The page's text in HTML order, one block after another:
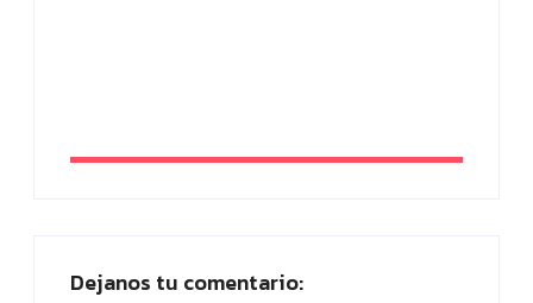
Dejanos tu comentario: